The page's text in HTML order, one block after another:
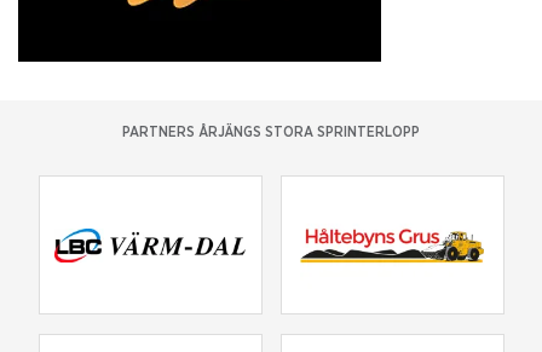
PARTNERS ÅRJÄNGS STORA SPRINTERLOPP